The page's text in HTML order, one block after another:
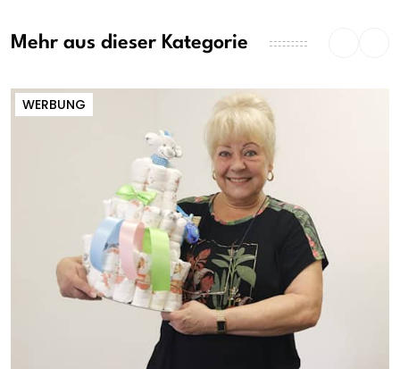
Mehr aus dieser Kategorie
WERBUNG